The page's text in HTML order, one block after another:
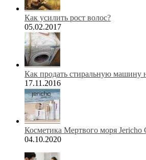
Как усилить рост волос?
05.02.2017
Как продать стиральную машину
17.11.2016
Косметика Мертвого моря Jericho
04.10.2020